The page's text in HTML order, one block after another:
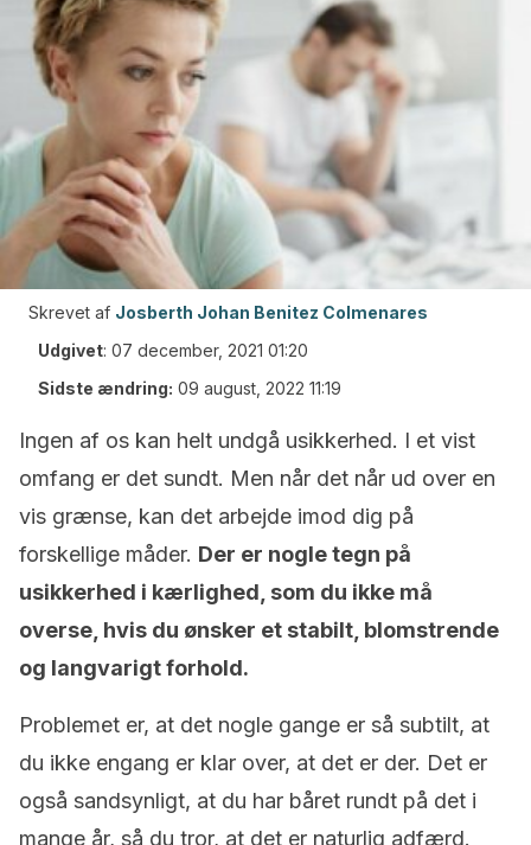
Skrevet af Josberth Johan Benitez Colmenares
Udgivet: 07 december, 2021 01:20
Sidste ændring: 09 august, 2022 11:19
Ingen af os kan helt undgå usikkerhed. I et vist
omfang er det sundt. Men når det når ud over en
vis grænse, kan det arbejde imod dig på
forskellige måder. Der er nogle tegn på
usikkerhed i kærlighed, som du ikke må
overse, hvis du ønsker et stabilt, blomstrende
og langvarigt forhold.
Problemet er, at det nogle gange er så subtilt, at
du ikke engang er klar over, at det er der. Det er
også sandsynligt, at du har båret rundt på det i
mange år, så du tror, at det er naturlig adfærd.